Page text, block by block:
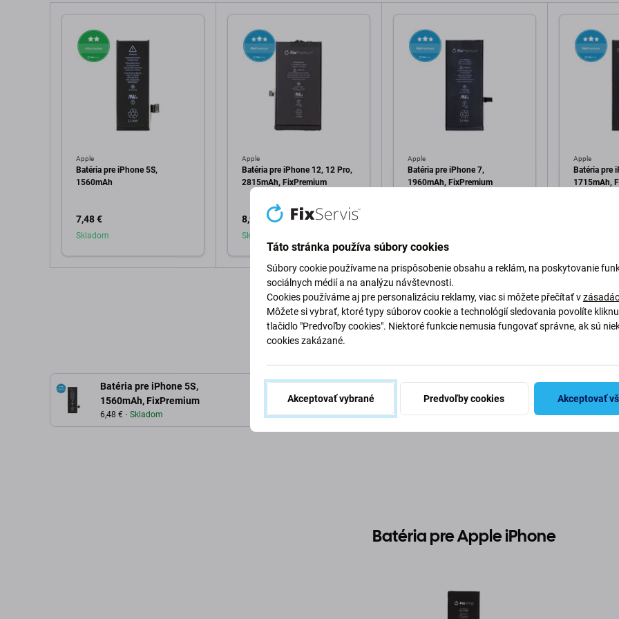
Apple
Batéria pre iPhone 5S,
1560mAh
7,48 €
Skladom
Pridať do košíka
Apple
Batéria pre iPhone 12, 12 Pro,
2815mAh, FixPremium
8,98 €
Skladom
Pridať do košíka
Apple
Batéria pre iPhone 7,
1960mAh, FixPremium
Apple
Batéria pre
1715mAh,
Batéria pre iPhone 5S,
1560mAh, FixPremium
6,48 € Skladom
Popis a špecifikácia Kvalita Doprava a vrátenie
Batéria pre Apple iPhone
Táto stránka používa súbory cookies
Súbory cookie používame na prispôsobenie obsahu a reklám, na poskytovanie
sociálnych médií a na analýzu návštevnosti.
Cookies používáme aj pre personalizáciu reklamy, viac si môžete přečítať v
Môžete si vybrať, ktoré typy súborov cookie a technológií sledovania povolíte
tlačidlo "Predvoľby cookies". Niektoré funkcie nemusia fungovať správne, ak sú
cookies zakázané.
Akceptovať vybrané Predvoľby cookies Akceptovať